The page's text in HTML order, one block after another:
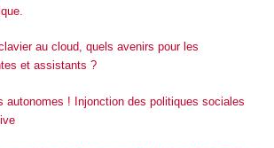
au cloud, quels avenirs pour les
et assistants ?
autonomes ! Injonction des politiques sociales